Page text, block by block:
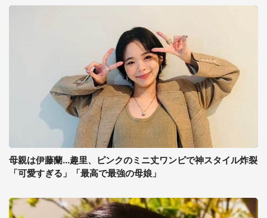
母親は伊藤蘭...趣里、ピンクのミニ丈ワンピで神スタイル炸裂
「可愛すぎる」「最高で最強の母娘」